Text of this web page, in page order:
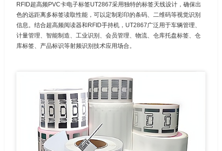
RFID超高频PVC卡电子标签UT2867采用独特的标签天线设计，确保出
色的远距离多标签读取性能，可以定制彩印的条码、二维码等视觉识别
信息。结合超高频阅读器和RFID手持机，UT2867广泛用于车辆管理、
计量管理、智能制造、工业识别、会员管理、物流、仓库托盘标签、仓
库标签、产品标识等射频识别技术应用场合。